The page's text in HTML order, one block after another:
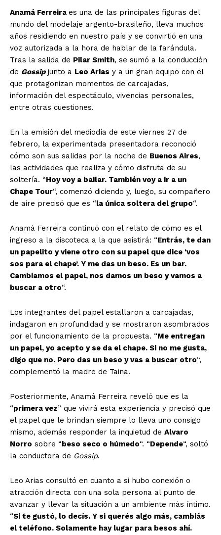
Anamá Ferreira es una de las principales figuras del
mundo del modelaje argento-brasileño, lleva muchos
años residiendo en nuestro país y se convirtió en una
voz autorizada a la hora de hablar de la farándula.
Tras la salida de Pilar Smith, se sumó a la conducción
de Gossipjunto a Leo Arias y a un gran equipo con el
que protagonizan momentos de carcajadas,
información del espectáculo, vivencias personales,
entre otras cuestiones.
En la emisión del mediodía de este viernes 27 de
febrero, la experimentada presentadora reconoció
cómo son sus salidas por la noche de Buenos Aires,
las actividades que realiza y cómo disfruta de su
soltería. “Hoy voy a bailar. También voy a ir a un
Chape Tour“, comenzó diciendo y, luego, su compañero
de aire precisó que es “la única soltera del grupo“.
Anamá Ferreira continuó con el relato de cómo es el
ingreso a la discoteca a la que asistirá: “Entrás, te dan
un papelito y viene otro con su papel que dice ‘vos
sos para el chape’. Y me das un beso. Es un bar.
Cambiamos el papel, nos damos un beso y vamos a
buscar a otro“.
Los integrantes del papel estallaron a carcajadas,
indagaron en profundidad y se mostraron asombrados
por el funcionamiento de la propuesta. “Me entregan
un papel, yo acepto y se da el chape. Si no me gusta,
digo que no. Pero das un beso y vas a buscar otro“,
complementó la madre de Taina.
Posteriormente, Anamá Ferreira reveló que es la
“primera vez” que vivirá esta experiencia y precisó que
el papel que le brindan siempre lo lleva uno consigo
mismo, además responder la inquietud de Alvaro
Norro sobre “ beso seco o húmedo“. “Depende“, soltó
la conductora de Gossip.
Leo Arias consultó en cuanto a si hubo conexión o
atracción directa con una sola persona al punto de
avanzar y llevar la situación a un ambiente más íntimo.
“Si te gustó, lo decís. Y si querés algo más, cambiás
el teléfono. Solamente hay lugar para besos ahí.